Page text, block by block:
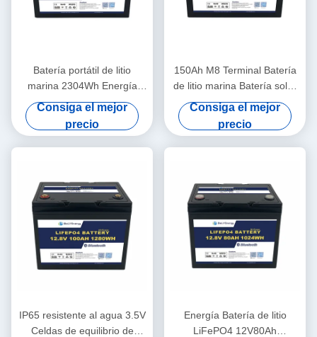
Batería portátil de litio
marina 2304Wh Energía
260A Descarga máxima
12.8V180Ah
Consiga el mejor
precio
150Ah M8 Terminal Batería
de litio marina Batería solar
de 12,8 V Cuerpo ABS
Consiga el mejor
precio
IP65 resistente al agua 3.5V
Celdas de equilibrio de
Energía Batería de litio
LiFePO4 12V80Ah